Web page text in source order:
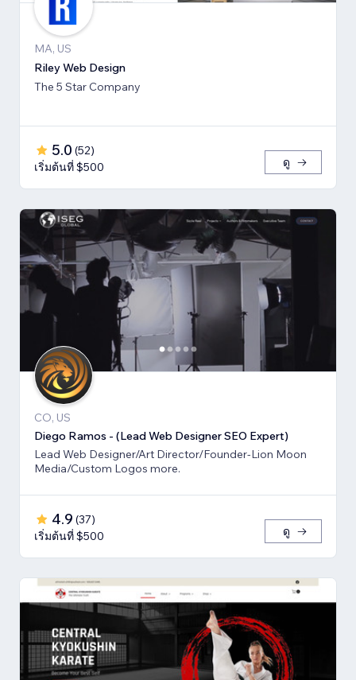
MA, US
Riley Web Design
The 5 Star Company
5.0 (52)
เริ่มต้นที่ $500
ดู
CO, US
Diego Ramos - (Lead Web Designer SEO Expert)
Lead Web Designer/Art Director/Founder-Lion Moon
Media/Custom Logos more.
4.9 (37)
เริ่มต้นที่ $500
ดู